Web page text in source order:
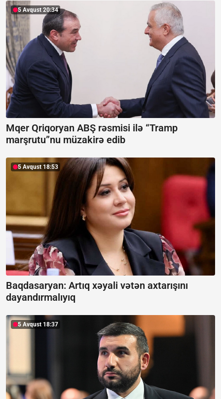
5 Avqust 20:34
Mqer Qriqoryan ABŞ rəsmisi ilə “Tramp
marşrutu”nu müzakirə edib
5 Avqust 18:53
Baqdasaryan: Artıq xəyali vətən axtarışını
dayandırmalıyıq
5 Avqust 18:37